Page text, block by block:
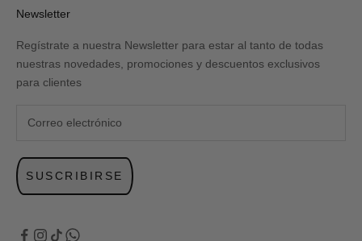
Newsletter
Regístrate a nuestra Newsletter para estar al tanto de todas
nuestras novedades, promociones y descuentos exclusivos
para clientes
SUSCRIBIRSE